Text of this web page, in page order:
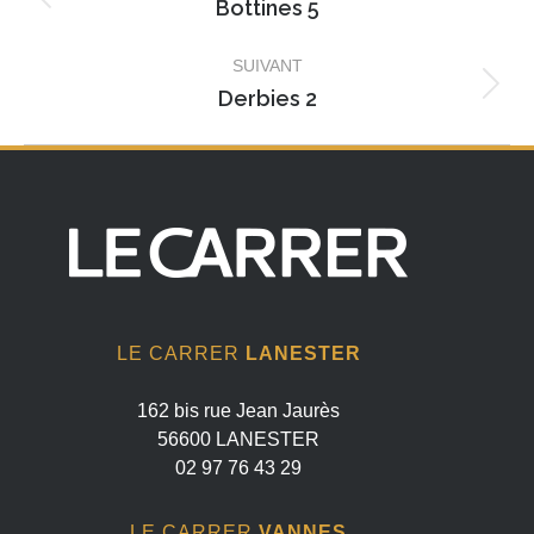
Album
:
Bottines 5
SUIVANT
Album
Derbies 2
LE CARRER LANESTER
162 bis rue Jean Jaurès
56600 LANESTER
02 97 76 43 29